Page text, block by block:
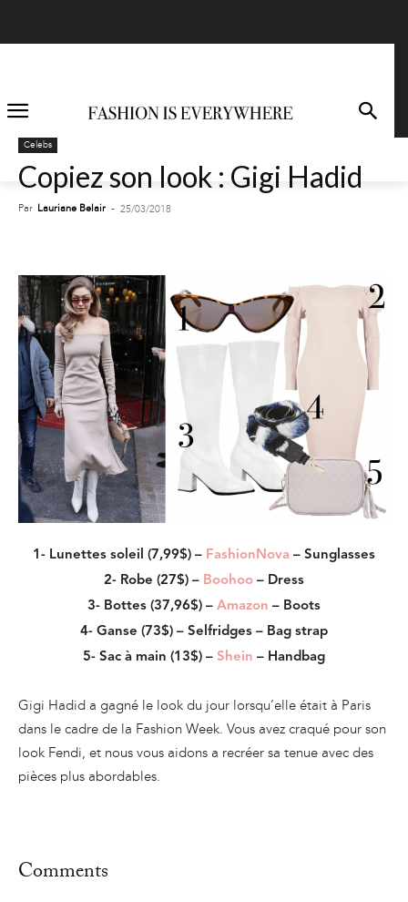
Celebs
Copiez son look : Gigi Hadid
Par Lauriane Belair - 25/03/2018
1- Lunettes soleil (7,99$) – FashionNova – Sunglasses
2- Robe (27$) – Boohoo – Dress
3- Bottes (37,96$) – Amazon – Boots
4- Ganse (73$) – Selfridges – Bag strap
5- Sac à main (13$) – Shein – Handbag
Gigi Hadid a gagné le look du jour lorsqu’elle était à Paris
dans le cadre de la Fashion Week. Vous avez craqué pour son
look Fendi, et nous vous aidons a recréer sa tenue avec des
pièces plus abordables.
Comments